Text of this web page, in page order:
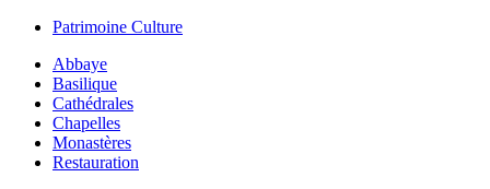
Patrimoine Culture
Abbaye
Basilique
Cathédrales
Chapelles
Monastères
Restauration